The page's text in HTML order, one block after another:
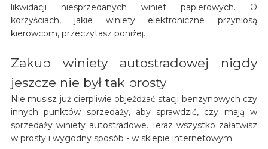
likwidacji niesprzedanych winiet papierowych. O
korzyściach, jakie winiety elektroniczne przyniosą
kierowcom, przeczytasz poniżej.
Zakup winiety autostradowej nigdy
jeszcze nie był tak prosty
Nie musisz już cierpliwie objeżdżać stacji benzynowych czy
innych punktów sprzedaży, aby sprawdzić, czy mają w
sprzedaży winiety autostradowe. Teraz wszystko załatwisz
w prosty i wygodny sposób - w sklepie internetowym.